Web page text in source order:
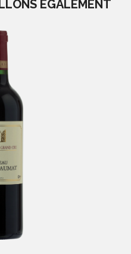
EGALEMENT
Jaumat
Saint Emilion